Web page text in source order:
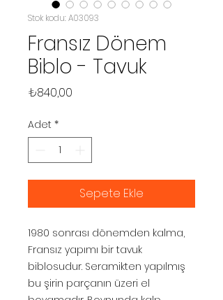
Stok kodu: A03093
Fransız Dönem
Biblo - Tavuk
₺840,00
Adet *
Sepete Ekle
1980 sonrası dönemden kalma,
Fransız yapımı bir tavuk
biblosudur. Seramikten yapılmış
bu şirin parçanın üzeri el